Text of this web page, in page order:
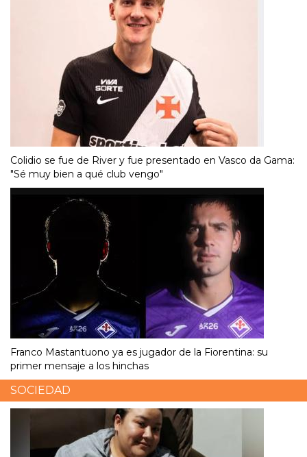
Colidio se fue de River y fue presentado en Vasco da Gama:
"Sé muy bien a qué club vengo"
Franco Mastantuono ya es jugador de la Fiorentina: su
primer mensaje a los hinchas
SOCIEDAD